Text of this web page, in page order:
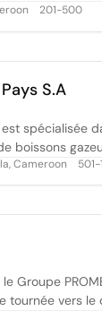
promotion et le
Kr
201-500
S.A
est
boissons
naturelle
Cameroon
le Groupe
tournée vers